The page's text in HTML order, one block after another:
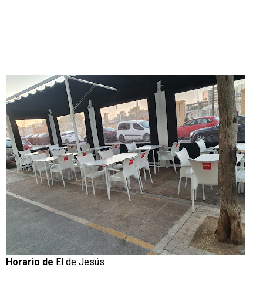
Horario de El de Jesús